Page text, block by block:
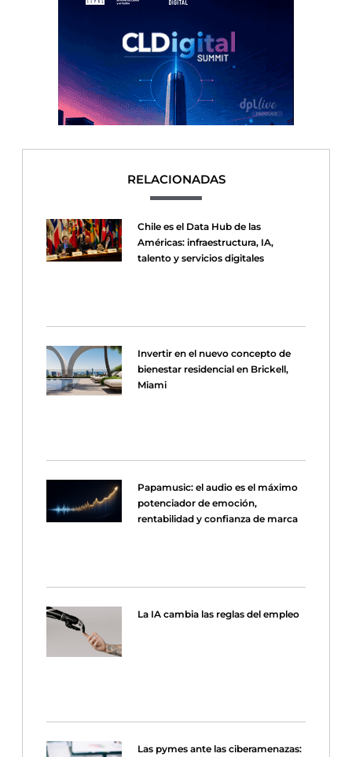
RELACIONADAS
Chile es el Data Hub de las
Américas: infraestructura, IA,
talento y servicios digitales
Invertir en el nuevo concepto de
bienestar residencial en Brickell,
Miami
Papamusic: el audio es el máximo
potenciador de emoción,
rentabilidad y confianza de marca
La IA cambia las reglas del empleo
Las pymes ante las ciberamenazas: